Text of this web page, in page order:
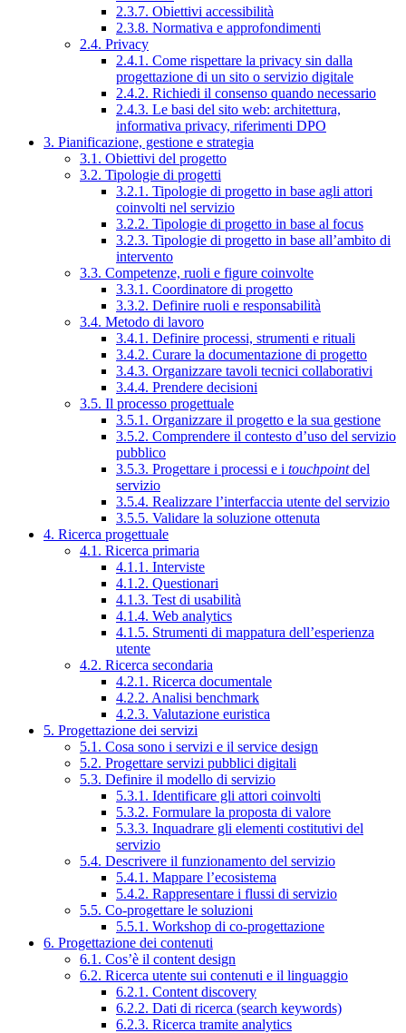
2.3.7. Obiettivi accessibilità
2.3.8. Normativa e approfondimenti
2.4. Privacy
2.4.1. Come rispettare la privacy sin dalla
progettazione di un sito o servizio digitale
2.4.2. Richiedi il consenso quando necessario
2.4.3. Le basi del sito web: architettura,
informativa privacy, riferimenti DPO
3. Pianificazione, gestione e strategia
3.1. Obiettivi del progetto
3.2. Tipologie di progetti
3.2.1. Tipologie di progetto in base agli attori
coinvolti nel servizio
3.2.2. Tipologie di progetto in base al focus
3.2.3. Tipologie di progetto in base all’ambito di
intervento
3.3. Competenze, ruoli e figure coinvolte
3.3.1. Coordinatore di progetto
3.3.2. Definire ruoli e responsabilità
3.4. Metodo di lavoro
3.4.1. Definire processi, strumenti e rituali
3.4.2. Curare la documentazione di progetto
3.4.3. Organizzare tavoli tecnici collaborativi
3.4.4. Prendere decisioni
3.5. Il processo progettuale
3.5.1. Organizzare il progetto e la sua gestione
3.5.2. Comprendere il contesto d’uso del servizio
pubblico
3.5.3. Progettare i processi e i touchpointdel
servizio
3.5.4. Realizzare l’interfaccia utente del servizio
3.5.5. Validare la soluzione ottenuta
4. Ricerca progettuale
4.1. Ricerca primaria
4.1.1. Interviste
4.1.2. Questionari
4.1.3. Test di usabilità
4.1.4. Web analytics
4.1.5. Strumenti di mappatura dell’esperienza
utente
4.2. Ricerca secondaria
4.2.1. Ricerca documentale
4.2.2. Analisi benchmark
4.2.3. Valutazione euristica
5. Progettazione dei servizi
5.1. Cosa sono i servizi e il service design
5.2. Progettare servizi pubblici digitali
5.3. Definire il modello di servizio
5.3.1. Identificare gli attori coinvolti
5.3.2. Formulare la proposta di valore
5.3.3. Inquadrare gli elementi costitutivi del
servizio
5.4. Descrivere il funzionamento del servizio
5.4.1. Mappare l’ecosistema
5.4.2. Rappresentare i flussi di servizio
5.5. Co-progettare le soluzioni
5.5.1. Workshop di co-progettazione
6. Progettazione dei contenuti
6.1. Cos’è il content design
6.2. Ricerca utente sui contenuti e il linguaggio
6.2.1. Content discovery
6.2.2. Dati di ricerca (search keywords)
6.2.3. Ricerca tramite analytics